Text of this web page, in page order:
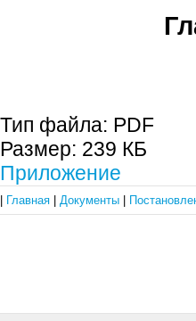
Тип файла: PDF
Размер: 239 КБ
Приложение
Главная Документы